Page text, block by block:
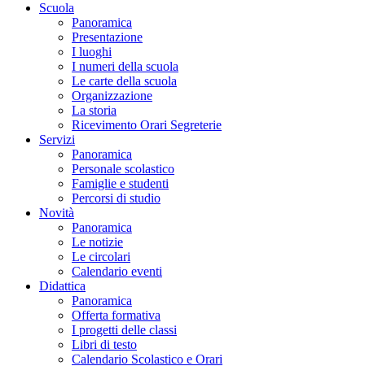
Scuola
Panoramica
Presentazione
I luoghi
I numeri della scuola
Le carte della scuola
Organizzazione
La storia
Ricevimento Orari Segreterie
Servizi
Panoramica
Personale scolastico
Famiglie e studenti
Percorsi di studio
Novità
Panoramica
Le notizie
Le circolari
Calendario eventi
Didattica
Panoramica
Offerta formativa
I progetti delle classi
Libri di testo
Calendario Scolastico e Orari